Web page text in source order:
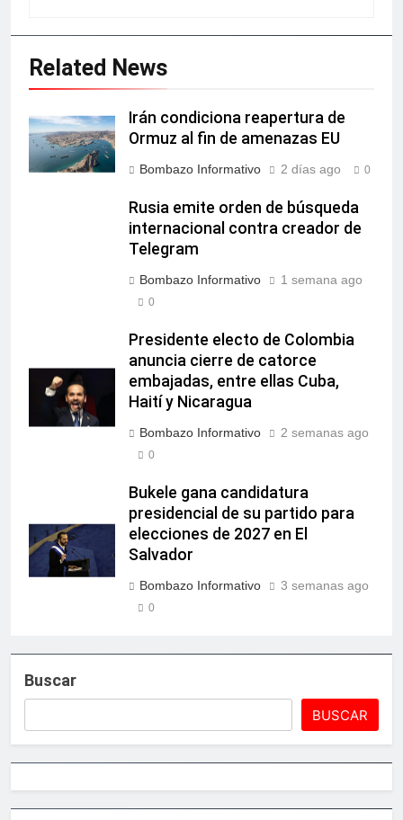
Related News
Irán condiciona reapertura de
Ormuz al fin de amenazas EU
Bombazo Informativo 2 días ago 0
Rusia emite orden de búsqueda
internacional contra creador de
Telegram
Bombazo Informativo 1 semana ago
0
Presidente electo de Colombia
anuncia cierre de catorce
embajadas, entre ellas Cuba,
Haití y Nicaragua
Bombazo Informativo 2 semanas ago
0
Bukele gana candidatura
presidencial de su partido para
elecciones de 2027 en El
Salvador
Bombazo Informativo 3 semanas ago
0
Buscar
BUSCAR